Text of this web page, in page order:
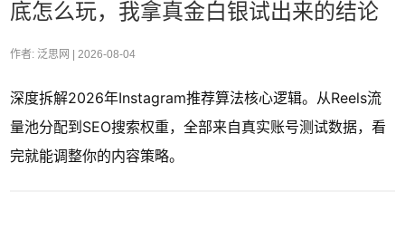
底怎么玩，我拿真金白银试出来的结论
作者: 泛思网 | 2026-08-04
深度拆解2026年Instagram推荐算法核心逻辑。从Reels流
量池分配到SEO搜索权重，全部来自真实账号测试数据，看
完就能调整你的内容策略。